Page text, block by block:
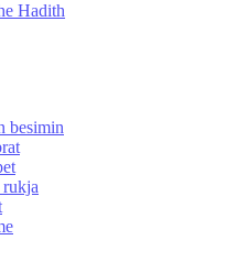
Hadith
besimin